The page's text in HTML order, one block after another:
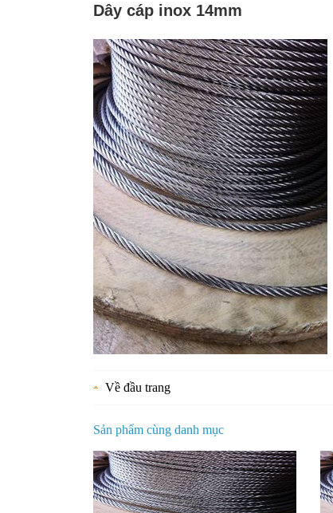
Dây cáp inox 14mm
Về đầu trang
Sản phẩm cùng danh mục